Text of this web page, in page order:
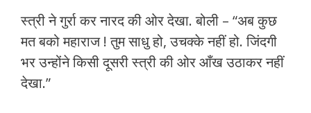
स्त्री ने गुर्रा कर नारद की ओर देखा. बोली – “अब कुछ
मत बको महाराज ! तुम साधु हो, उचक्के नहीं हो. जिंदगी
भर उन्होंने किसी दूसरी स्त्री की ओर आँख उठाकर नहीं
देखा.”